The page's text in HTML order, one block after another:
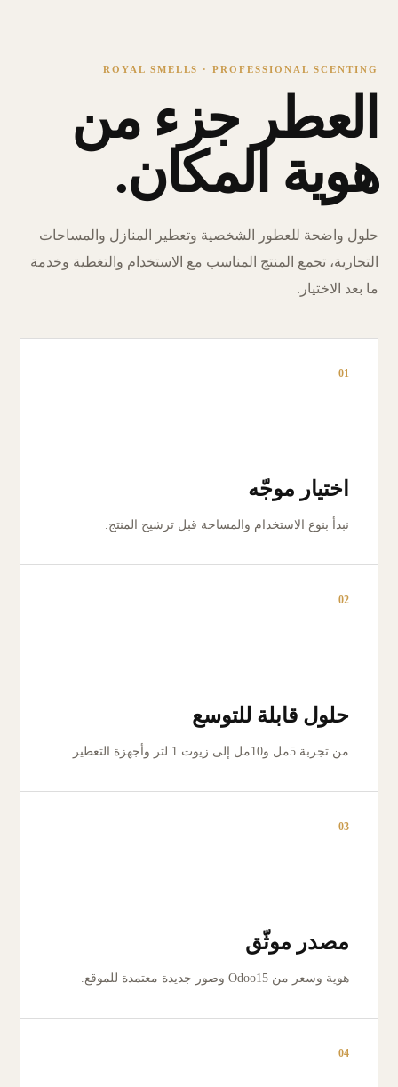
ROYAL SMELLS · PROFESSIONAL SCENTING
العطر جزء من
هوية المكان.
حلول واضحة للعطور الشخصية وتعطير المنازل والمساحات
التجارية، تجمع المنتج المناسب مع الاستخدام والتغطية وخدمة
ما بعد الاختيار.
01
اختيار موجّه
نبدأ بنوع الاستخدام والمساحة قبل ترشيح المنتج.
02
حلول قابلة للتوسع
من تجربة 5مل و10مل إلى زيوت 1 لتر وأجهزة التعطير.
03
مصدر موثّق
هوية وسعر من Odoo15 وصور جديدة معتمدة للموقع.
04